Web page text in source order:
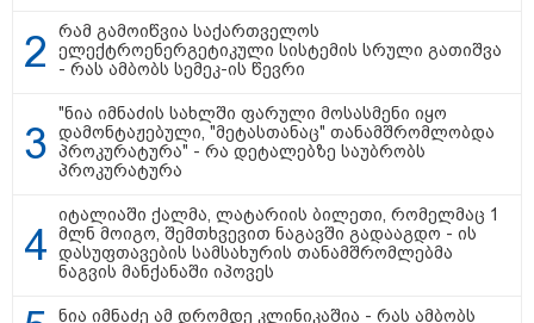
მკითხველის რჩევით
რამ გამოიწვია საქართველოს
ელექტროენერგეტიკული სისტემის სრული გათიშვა
- რას ამბობს სემეკ-ის წევრი
"ნია იმნაძის სახლში ფარული მოსასმენი იყო
დამონტაჟებული, "მეტასთანაც" თანამშრომლობდა
პროკურატურა" - რა დეტალებზე საუბრობს
პროკურატურა
იტალიაში ქალმა, ლატარიის ბილეთი, რომელმაც 1
მლნ მოიგო, შემთხვევით ნაგავში გადააგდო - ის
დასუფთავების სამსახურის თანამშრომლებმა
ნაგვის მანქანაში იპოვეს
ნია იმნაძე ამ დრომდე კლინიკაშია - რას ამბობს